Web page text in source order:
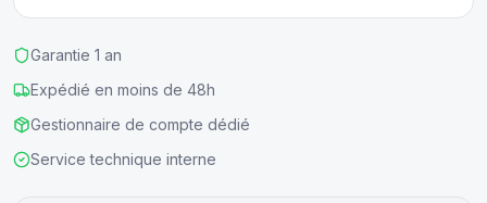
Garantie 1 an
Expédié en moins de 48h
Gestionnaire de compte dédié
Service technique interne